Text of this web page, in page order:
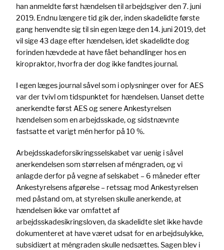
han anmeldte først hændelsen til arbejdsgiver den 7. juni
2019. Endnu længere tid gik der, inden skadelidte første
gang henvendte sig til sin egen læge den 14. juni 2019, det
vil sige 43 dage efter hændelsen, idet skadelidte dog
forinden hævdede at have fået behandlinger hos en
kiropraktor, hvorfra der dog ikke fandtes journal.
I egen læges journal såvel som i oplysninger over for AES
var der tvivl om tidspunktet for hændelsen. Uanset dette
anerkendte først AES og senere Ankestyrelsen
hændelsen som en arbejdsskade, og sidstnævnte
fastsatte et varigt mén herfor på 10 %.
Arbejdsskadeforsikringsselskabet var uenig i såvel
anerkendelsen som størrelsen af méngraden, og vi
anlagde derfor på vegne af selskabet – 6 måneder efter
Ankestyrelsens afgørelse – retssag mod Ankestyrelsen
med påstand om, at styrelsen skulle anerkende, at
hændelsen ikke var omfattet af
arbejdsskadesikringsloven, da skadelidte slet ikke havde
dokumenteret at have været udsat for en arbejdsulykke,
subsidiært at méngraden skulle nedsættes. Sagen blev i